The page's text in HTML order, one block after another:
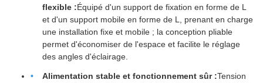
flexible :Équipé d'un support de fixation en forme de L
et d'un support mobile en forme de L, prenant en charge
une installation fixe et mobile ; la conception pliable
permet d'économiser de l'espace et facilite le réglage
des angles d'éclairage.
Alimentation stable et fonctionnement sûr :Tension